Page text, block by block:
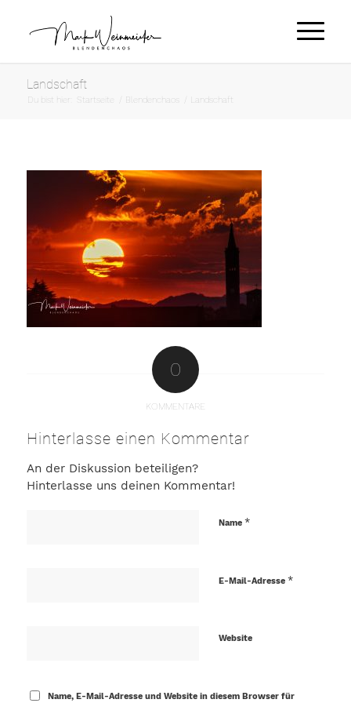
Landschaft
Du bist hier: Startseite Blendenchaos Landschaft
0
KOMMENTARE
Hinterlasse einen Kommentar
An der Diskussion beteiligen?
Hinterlasse uns deinen Kommentar!
Name *
E-Mail-Adresse *
Website
Name, E-Mail-Adresse und Website in diesem Browser für